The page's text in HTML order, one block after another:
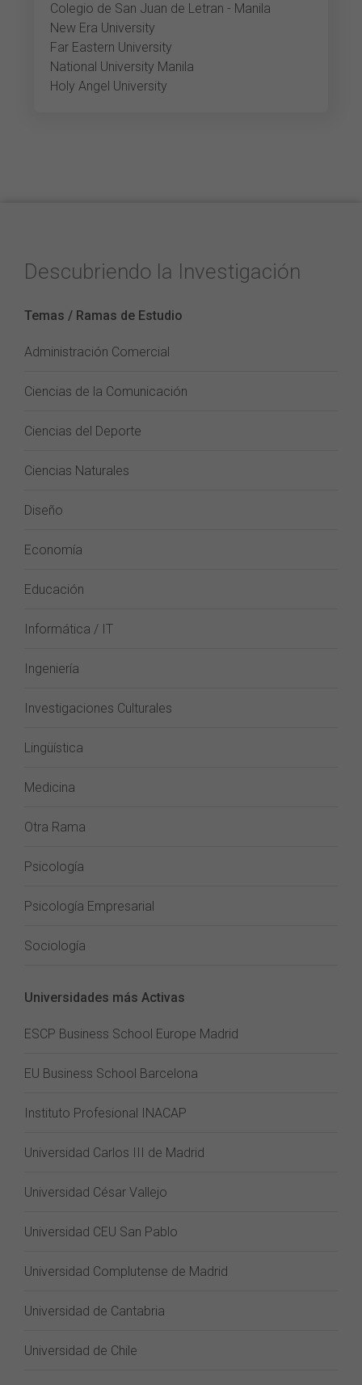
Colegio de San Juan de Letran - Manila
New Era University
Far Eastern University
National University Manila
Holy Angel University
Descubriendo la Investigación
Temas / Ramas de Estudio
Administración Comercial
Ciencias de la Comunicación
Ciencias del Deporte
Ciencias Naturales
Diseño
Economía
Educación
Informática / IT
Ingeniería
Investigaciones Culturales
Lingüística
Medicina
Otra Rama
Psicología
Psicología Empresarial
Sociología
Universidades más Activas
ESCP Business School Europe Madrid
EU Business School Barcelona
Instituto Profesional INACAP
Universidad Carlos III de Madrid
Universidad César Vallejo
Universidad CEU San Pablo
Universidad Complutense de Madrid
Universidad de Cantabria
Universidad de Chile